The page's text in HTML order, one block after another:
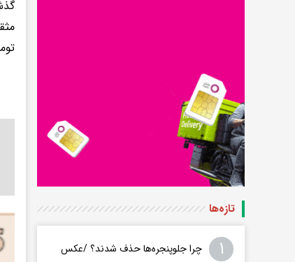
تازه‌ها
۱ چرا جلوپنجره‌ها حذف شدند؟ /عکس